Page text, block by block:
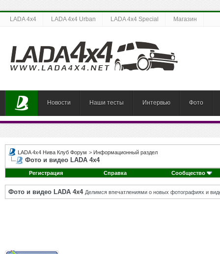
LADA 4x4 LADA 4x4 Urban LADA 4x4 Special Магазин
Новости Наши тесты Интервью Фото
LADA 4x4 Нива Клуб Форум > Информационный раздел
Фото и видео LADA 4x4
Регистрация Справка Сообщество
Фото и видео LADA 4x4 Делимся впечатлениями о новых фотографиях и